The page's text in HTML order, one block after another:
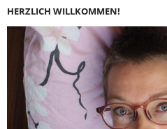
HERZLICH WILLKOMMEN!